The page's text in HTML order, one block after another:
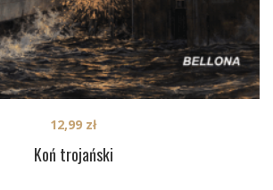
Koń trojański
12,99 zł